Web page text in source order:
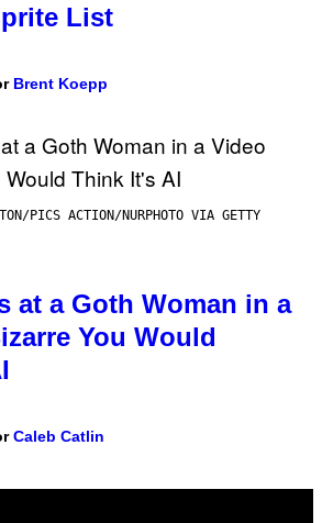
List
Brent Koepp
PICS ACTION/NURPHOTO VIA GETTY
at a Goth Woman in a
You Would
Caleb Catlin